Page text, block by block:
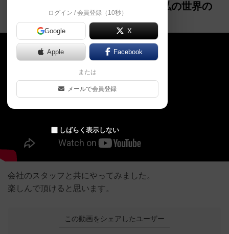
カードを使って価値観の大喜利「私の世界の
見方」 ボートゲーム伯爵004
会社のスタッフと共にやってみました。
楽しんで頂けると思います。
この動画をシェアしたユーザー
ログイン / 会員登録（10秒）
Google X
Apple Facebook
または
メールで会員登録
しばらく表示しない